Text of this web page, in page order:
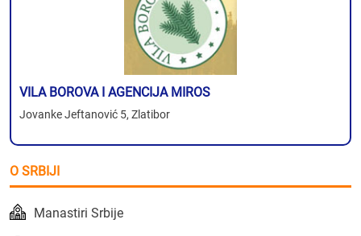
VILA BOROVA I AGENCIJA MIROS
Jovanke Jeftanović 5, Zlatibor
O SRBIJI
Manastiri Srbije